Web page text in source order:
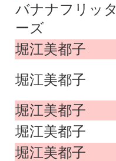
バナナフリッタ
ーズ
堀江美都子
堀江美都子
堀江美都子
堀江美都子
堀江美都子